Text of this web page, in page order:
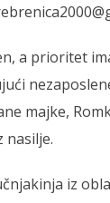
a prioritet
majke,
nasilje.
iz